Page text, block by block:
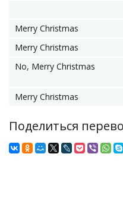
Merry Christmas
Merry Christmas
No, Merry Christmas
Merry Christmas
Поделиться